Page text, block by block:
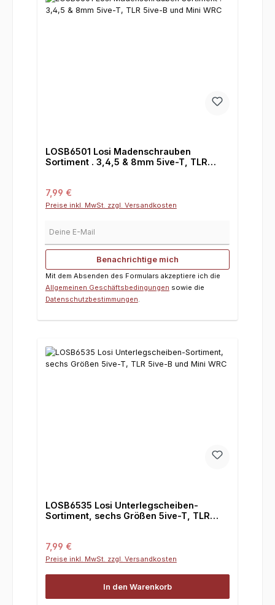
LOSB6501 Losi Madenschrauben
Sortiment . 3,4,5 & 8mm 5ive-T, TLR
Regulärer Preis:
7,99 €
Preise inkl. MwSt. zzgl. Versandkosten
Benachrichtige mich
Mit dem Absenden des Formulars akzeptiere ich die
Allgemeinen Geschäftsbedingungen sowie die
Datenschutzbestimmungen
LOSB6535 Losi Unterlegscheiben-
Sortiment, sechs Größen 5ive-T, TLR
Regulärer Preis:
7,99 €
Preise inkl. MwSt. zzgl. Versandkosten
In den Warenkorb